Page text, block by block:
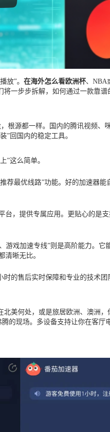
放”。 在海外怎么看欧洲杯、NBA
一步步拆解，如何通过一款靠
根源都一样。国内的腾讯视频、
回国内的稳定工具。
”这么简单。
最优线路”功能。好的加速器
，提供专属应用。更贴心的是
戏加速专线”则是高阶能力。
清晰无比。
的售后实时保障和专业的技术
美何处，或是旅居欧洲、澳洲
的现场。多设备支持让你在客